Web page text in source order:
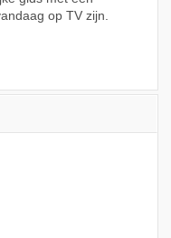
op TV zijn.